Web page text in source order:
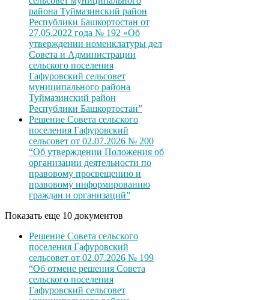
района Туймазинский район
Республики Башкортостан от
27.05.2022 года № 192 «Об
утверждении номенклатуры дел
Совета и Администрации
сельского поселения
Гафуровский сельсовет
муниципального района
Туймазинский район
Республики Башкортостан”
Решение Совета сельского
поселения Гафуровский
сельсовет от 02.07.2026 № 200
“Об утверждении Положения об
организации деятельности по
правовому просвещению и
правовому информированию
граждан и организаций”
Показать еще 10 документов
Решение Совета сельского
поселения Гафуровский
сельсовет от 02.07.2026 № 199
“Об отмене решения Совета
сельского поселения
Гафуровский сельсовет